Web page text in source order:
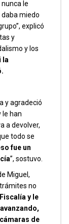
le
daba miedo
explicó
y
y los
la
y agradeció
le han
a devolver,
todo se
fue un
”, sostuvo.
Miguel,
no
y le
de